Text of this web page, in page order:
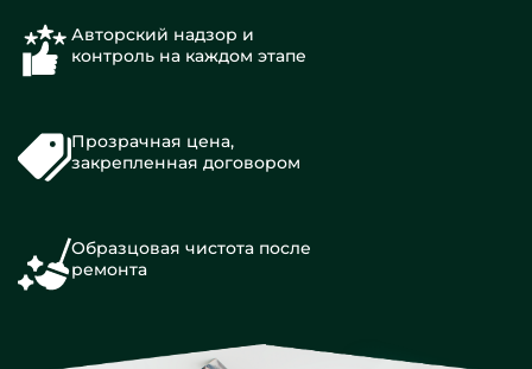
Авторский надзор и
контроль на каждом этапе
Прозрачная цена,
закрепленная договором
Образцовая чистота после
ремонта